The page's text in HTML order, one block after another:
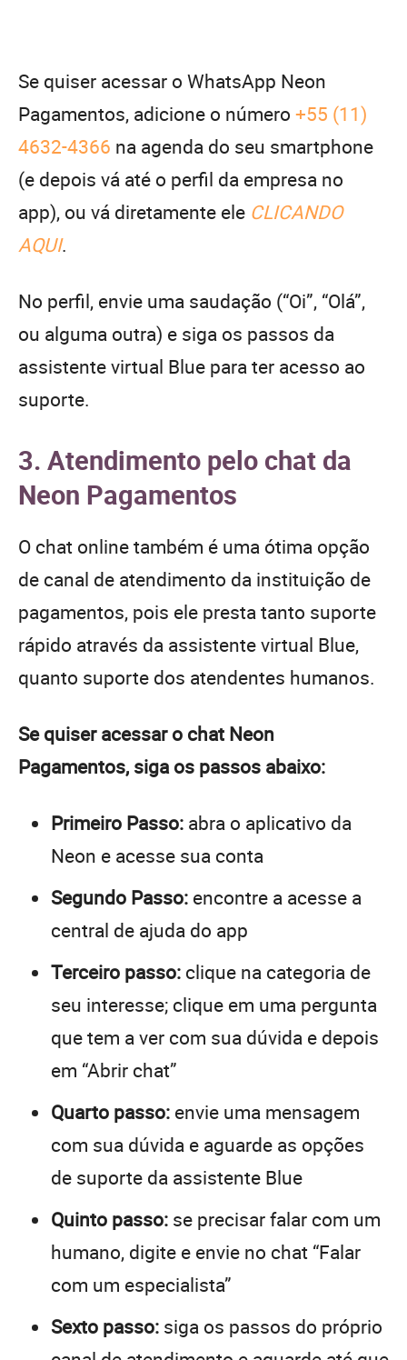
Se quiser acessar o WhatsApp Neon
Pagamentos, adicione o número +55 (11)
4632-4366 na agenda do seu smartphone
(e depois vá até o perfil da empresa no
app), ou vá diretamente ele CLICANDO
AQUI.
No perfil, envie uma saudação (“Oi”, “Olá”,
ou alguma outra) e siga os passos da
assistente virtual Blue para ter acesso ao
suporte.
3. Atendimento pelo chat da
Neon Pagamentos
O chat online também é uma ótima opção
de canal de atendimento da instituição de
pagamentos, pois ele presta tanto suporte
rápido através da assistente virtual Blue,
quanto suporte dos atendentes humanos.
Se quiser acessar o chat Neon
Pagamentos, siga os passos abaixo:
Primeiro Passo: abra o aplicativo da
Neon e acesse sua conta
Segundo Passo: encontre a acesse a
central de ajuda do app
Terceiro passo: clique na categoria de
seu interesse; clique em uma pergunta
que tem a ver com sua dúvida e depois
em “Abrir chat”
Quarto passo: envie uma mensagem
com sua dúvida e aguarde as opções
de suporte da assistente Blue
Quinto passo: se precisar falar com um
humano, digite e envie no chat “Falar
com um especialista”
Sexto passo: siga os passos do próprio